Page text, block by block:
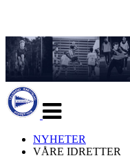
navigasjon
NYHETER
VÅRE IDRETTER